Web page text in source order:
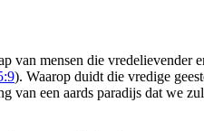
van mensen die
). Waarop duidt die vredige
van een aards paradijs dat we